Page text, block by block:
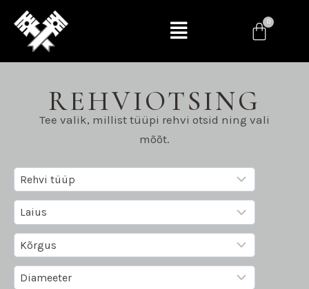
REHVIOTSING
Tee valik, millist tüüpi rehvi otsid ning vali
mõõt.